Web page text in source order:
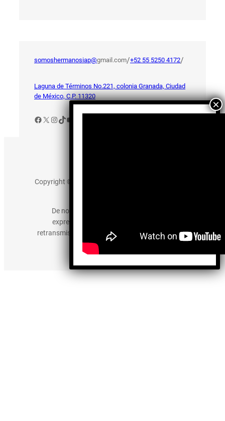
somoshermanosiap@gmail.com/+52 55 5250 4172/
Laguna de Términos No.221, colonia Granada, Ciudad
de México, C.P. 11320
Facebook
X Instagram
TikTok
YouTube
Copyright © 2025 somos-hermanos.mx. Todos los
De no existir previa autorización, queda
expresamente prohibida la publicación,
retransmisión, edición y cualquier otro uso de los
contenidos.